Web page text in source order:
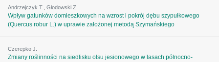
Andrzejczyk T. Głodowski Z.
Wpływ gatunków domieszkowych na wzrost i pokrój dębu szypułkowego
(Quercus robur L.) w uprawie założonej metodą Szymańskiego
Czerepko J.
Zmiany roślinności na siedlisku olsu jesionowego w lasach północno-